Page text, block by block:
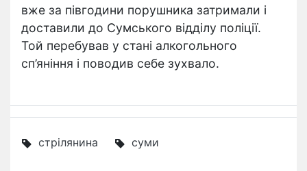
вже за півгодини порушника затримали і
доставили до Сумського відділу поліції.
Той перебував у стані алкогольного
сп’яніння і поводив себе зухвало.
стрілянина суми